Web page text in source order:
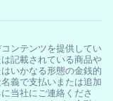
ンテンツを提供してい
記載されている商品や
いかなる形態の金銭的
義で支払いまたは追加
当社にご連絡くださ